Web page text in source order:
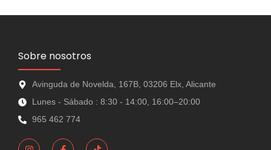
Sobre nosotros
Avinguda de Novelda, 167B, 03206 Elx, Alicante
Lunes - Sábado : 8:30 - 14:00, 16:00–20:00
965 462 774